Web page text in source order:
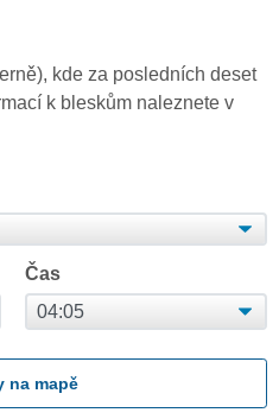
kde za posledních deset
k bleskům naleznete v
Čas
na mapě